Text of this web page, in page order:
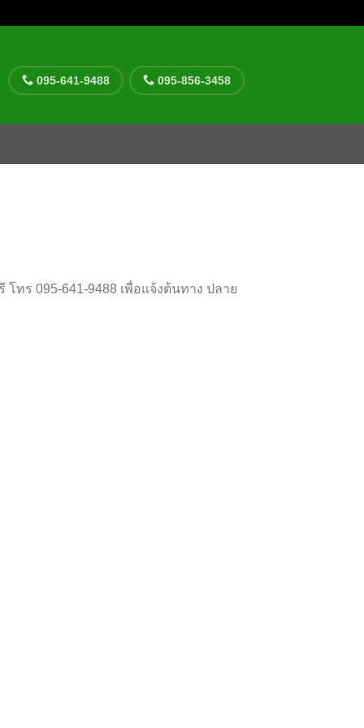
095-641-9488 095-856-3458
ทร 095-641-9488 เพื่อแจ้งต้นทาง ปลาย